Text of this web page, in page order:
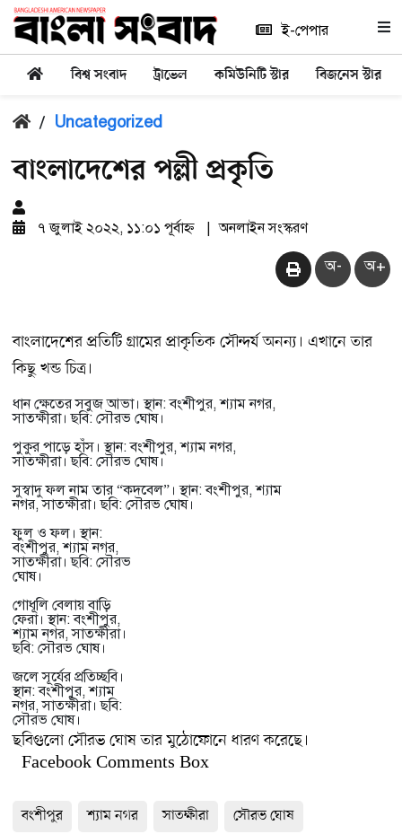
ই-পেপার
বিশ্ব সংবাদ ট্রাভেল কমিউনিটি স্টার বিজনেস স্টার
/ Uncategorized
বাংলাদেশের পল্লী প্রকৃতি
৭ জুলাই ২০২২, ১১:০১ পূর্বাহ্ন অনলাইন সংস্করণ
অ- অ+
বাংলাদেশের প্রতিটি গ্রামের প্রাকৃতিক সৌন্দর্য অনন্য। এখানে তার
কিছু খন্ড চিত্র।
ধান ক্ষেতের সবুজ আভা। স্থান: বংশীপুর, শ্যাম নগর,
সাতক্ষীরা। ছবি: সৌরভ ঘোষ।
পুকুর পাড়ে হাঁস। স্থান: বংশীপুর, শ্যাম নগর,
সাতক্ষীরা। ছবি: সৌরভ ঘোষ।
সুস্বাদু ফল নাম তার “কদবেল”। স্থান: বংশীপুর, শ্যাম
নগর, সাতক্ষীরা। ছবি: সৌরভ ঘোষ।
ফুল ও ফল। স্থান:
বংশীপুর, শ্যাম নগর,
সাতক্ষীরা। ছবি: সৌরভ
ঘোষ।
গোধূলি বেলায় বাড়ি
ফেরা। স্থান: বংশীপুর,
শ্যাম নগর, সাতক্ষীরা।
ছবি: সৌরভ ঘোষ।
জলে সূর্যের প্রতিচ্ছবি।
স্থান: বংশীপুর, শ্যাম
নগর, সাতক্ষীরা। ছবি:
সৌরভ ঘোষ।
ছবিগুলো সৌরভ ঘোষ তার মুঠোফোনে ধারণ করেছে।
Facebook Comments Box
বংশীপুর শ্যাম নগর সাতক্ষীরা সৌরভ ঘোষ